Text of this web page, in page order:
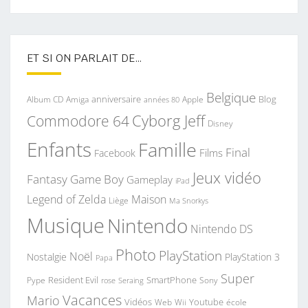
ET SI ON PARLAIT DE…
Album CD Amiga anniversaire années 80 Apple Belgique Blog
Commodore 64Cyborg Jeff Disney
Enfants Facebook Famille Films Final
Fantasy Game Boy Gameplay iPad Jeux vidéo
Legend of Zelda Liège Maison Ma Snorkys
MusiqueNintendo Nintendo DS
Nostalgie Noël Papa Photo PlayStation PlayStation 3
Pype Resident Evil rose Seraing SmartPhone Sony Super
Mario Vacances Vidéos Web Wii Youtube école